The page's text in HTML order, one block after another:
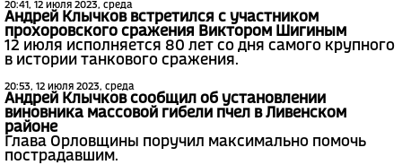
20:41, 12 июля 2023, среда
Андрей Клычков встретился с участником
прохоровского сражения Виктором Шигиным
12 июля исполняется 80 лет со дня самого крупного
в истории танкового сражения.
20:53, 12 июля 2023, среда
Андрей Клычков сообщил об установлении
виновника массовой гибели пчел в Ливенском
районе
Глава Орловщины поручил максимально помочь
пострадавшим.